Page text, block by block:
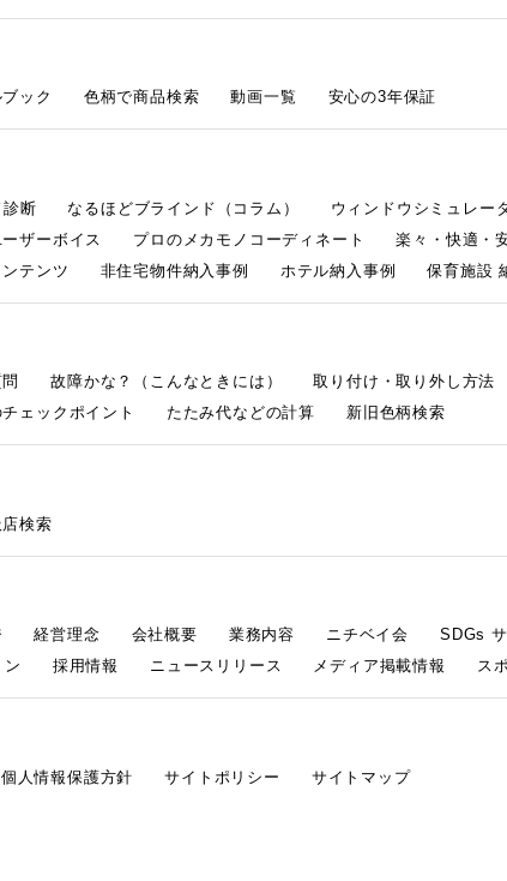
ック 色柄で商品検索 動画一覧 安心の3年保証
断
なるほどブラインド（コラム） ウィンドウシミュレー
ーザーボイス プロのメカモノコーディネート 楽々・快適・
テンツ 非住宅物件納入事例 ホテル納入事例 保育施設
故障かな？（こんなときには） 取り付け・取り外し方法
ェックポイント たたみ代などの計算 新旧色柄検索
検索
経営理念 会社概要 業務内容 ニチベイ会 SDGs
採用情報 ニュースリリース メディア掲載情報 ス
個人情報保護方針 サイトポリシー サイトマップ